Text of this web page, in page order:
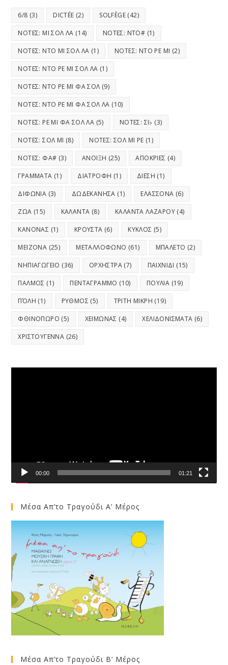
6/8 (3) DICTÉE (2) SOLFÈGE (42)
ΝΟΤΕΣ: ΜΙ ΣΟΛ ΛΑ (14) ΝΟΤΕΣ: ΝΤΟ# (1)
ΝΟΤΕΣ: ΝΤΟ ΜΙ ΣΟΛ ΛΑ (1) ΝΟΤΕΣ: ΝΤΟ ΡΕ ΜΙ (2)
ΝΟΤΕΣ: ΝΤΟ ΡΕ ΜΙ ΣΟΛ ΛΑ (1)
ΝΟΤΕΣ: ΝΤΟ ΡΕ ΜΙ ΦΑ ΣΟΛ (9)
ΝΟΤΕΣ: ΝΤΟ ΡΕ ΜΙ ΦΑ ΣΟΛ ΛΑ (10)
ΝΟΤΕΣ: ΡΕ ΜΙ ΦΑ ΣΟΛ ΛΑ (5) ΝΟΤΕΣ: ΣΙ♭ (3)
ΝΟΤΕΣ: ΣΟΛ ΜΙ (8) ΝΟΤΕΣ: ΣΟΛ ΜΙ ΡΕ (1)
ΝΟΤΕΣ: ΦΑ# (3) ΑΝΟΙΞΗ (25) ΑΠΟΚΡΙΕΣ (4)
ΓΡΑΜΜΑΤΑ (1) ΔΙΑΤΡΟΦΗ (1) ΔΙΕΣΗ (1)
ΔΙΦΩΝΙΑ (3) ΔΩΔΕΚΑΝΗΣΑ (1) ΕΛΑΣΣΟΝΑ (6)
ΖΩΑ (15) ΚΑΛΑΝΤΑ (8) ΚΑΛΑΝΤΑ ΛΑΖΑΡΟΥ (4)
ΚΑΝΟΝΑΣ (1) ΚΡΟΥΣΤΑ (6) ΚΥΚΛΟΣ (5)
ΜΕΙΖΟΝΑ (25) ΜΕΤΑΛΛΟΦΩΝΟ (61) ΜΠΑΛΕΤΟ (2)
ΝΗΠΙΑΓΩΓΕΙΟ (36) ΟΡΧΗΣΤΡΑ (7) ΠΑΙΧΝΙΔΙ (15)
ΠΑΛΜΟΣ (1) ΠΕΝΤΑΓΡΑΜΜΟ (10) ΠΟΥΛΙΑ (19)
ΠΌΛΗ (1) ΡΥΘΜΟΣ (5) ΤΡΙΤΗ ΜΙΚΡΗ (19)
ΦΘΙΝΟΠΩΡΟ (5) ΧΕΙΜΩΝΑΣ (4) ΧΕΛΙΔΟΝΙΣΜΑΤΑ (6)
ΧΡΙΣΤΟΥΓΕΝΝΑ (26)
00:00 01:21
Μέσα Απ’το Τραγούδι Α’ Μέρος
Μέσα Απ’το Τραγούδι Β’ Μέρος